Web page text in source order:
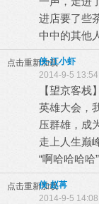
进店要了些
中中的其他
点击重新加载侠-江小虾
2014-9-5 13:54
【望京客栈】
英雄大会，
压群雄，成
走上人生巅
“啊哈哈哈哈”
点击重新加载
侠·赵苒
2014-9-5 14:08